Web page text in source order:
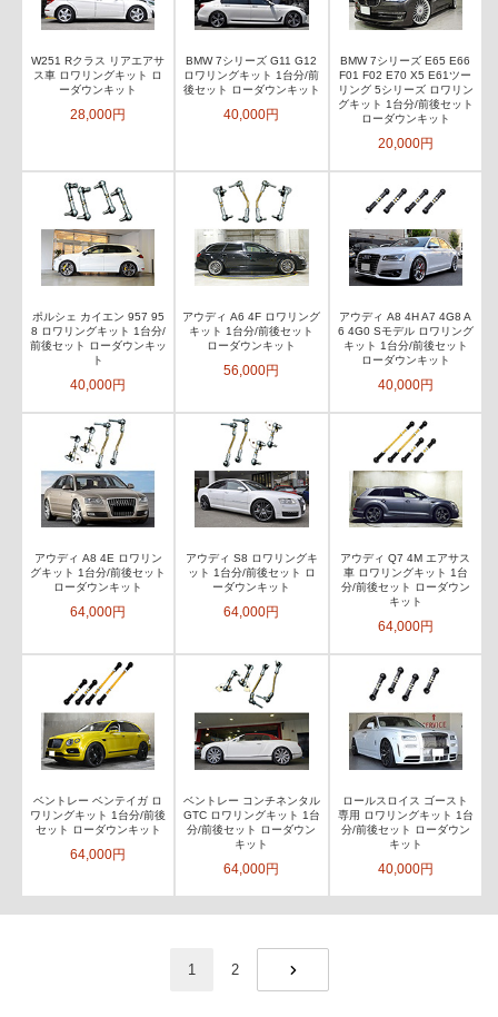
W251 Rクラス リアエアサ
ス車 ロワリングキット ロ
ーダウンキット
28,000円
BMW 7シリーズ G11 G12
ロワリングキット 1台分/前
後セット ローダウンキット
40,000円
BMW 7シリーズ E65 E66
F01 F02 E70 X5 E61ツー
リング 5シリーズ ロワリン
グキット 1台分/前後セット
ローダウンキット
20,000円
ポルシェ カイエン 957 95
8 ロワリングキット 1台分/
前後セット ローダウンキッ
ト
40,000円
アウディ A6 4F ロワリング
キット 1台分/前後セット
ローダウンキット
56,000円
アウディ A8 4H A7 4G8 A
6 4G0 Sモデル ロワリング
キット 1台分/前後セット
ローダウンキット
40,000円
アウディ A8 4E ロワリン
グキット 1台分/前後セット
ローダウンキット
64,000円
アウディ S8 ロワリングキ
ット 1台分/前後セット ロ
ーダウンキット
64,000円
アウディ Q7 4M エアサス
車 ロワリングキット 1台
分/前後セット ローダウン
キット
64,000円
ベントレー ベンテイガ ロ
ワリングキット 1台分/前後
セット ローダウンキット
64,000円
ベントレー コンチネンタル
GTC ロワリングキット 1台
分/前後セット ローダウン
キット
64,000円
ロールスロイス ゴースト
専用 ロワリングキット 1台
分/前後セット ローダウン
キット
40,000円
1
2